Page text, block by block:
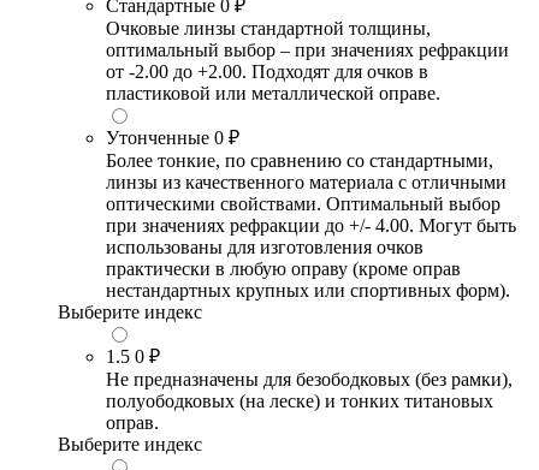
Стандартные 0 ₽
Очковые линзы стандартной толщины,
оптимальный выбор – при значениях рефракции
от -2.00 до +2.00. Подходят для очков в
пластиковой или металлической оправе.
Утонченные 0 ₽
Более тонкие, по сравнению со стандартными,
линзы из качественного материала с отличными
оптическими свойствами. Оптимальный выбор
при значениях рефракции до +/- 4.00. Могут быть
использованы для изготовления очков
практически в любую оправу (кроме оправ
нестандартных крупных или спортивных форм).
Выберите индекс
1.5 0 ₽
Не предназначены для безободковых (без рамки),
полуободковых (на леске) и тонких титановых
оправ.
Выберите индекс